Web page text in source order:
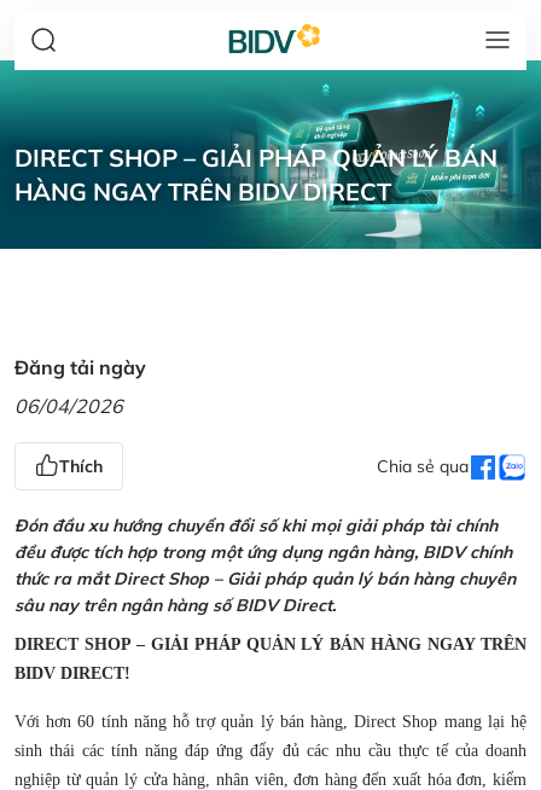
DIRECT SHOP – GIẢI PHÁP QUẢN LÝ BÁN
HÀNG NGAY TRÊN BIDV DIRECT
Đăng tải ngày
06/04/2026
Thích Chia sẻ qua
Đón đầu xu hướng chuyển đổi số khi mọi giải pháp tài chính
đều được tích hợp trong một ứng dụng ngân hàng, BIDV chính
thức ra mắt Direct Shop – Giải pháp quản lý bán hàng chuyên
sâu nay trên ngân hàng số BIDV Direct.
DIRECT SHOP – GIẢI PHÁP QUẢN LÝ BÁN HÀNG NGAY TRÊN
BIDV DIRECT!
Với hơn 60 tính năng hỗ trợ quản lý bán hàng, Direct Shop mang lại hệ
sinh thái các tính năng đáp ứng đẩy đủ các nhu cầu thực tế của doanh
nghiệp từ quản lý cửa hàng, nhân viên, đơn hàng đến xuất hóa đơn, kiểm